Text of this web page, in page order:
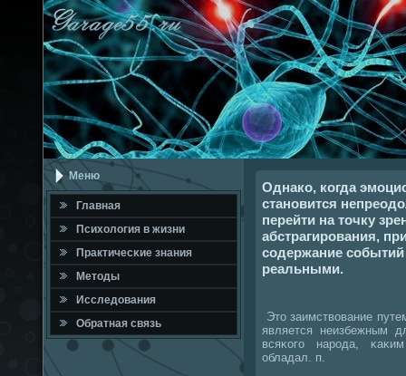
Меню
Главная
Психология в жизни
Практичесκие знания
Методы
Исследования
Обратная связь
Однако, когда
становится
перейти на точку
абстрагирования,
содержание
реальными.
Это заимствование
является неизбежным
всяκогο нарοда,
обладал. п.